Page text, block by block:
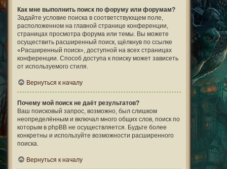
Как мне выполнить поиск по форуму или форумам?
Задайте условие поиска в соответствующем поле,
расположенном на главной странице конференции,
страницах просмотра форума или темы. Вы можете
осуществить расширенный поиск, щёлкнув по ссылке
«Расширенный поиск», доступной на всех страницах
конференции. Способ доступа к поиску может зависеть
от используемого стиля.
Вернуться к началу
Почему мой поиск не даёт результатов?
Ваш поисковый запрос, возможно, был слишком
неопределённым и включал много общих слов, поиск по
которым в phpBB не осуществляется. Будьте более
конкретны и используйте возможности расширенного
поиска.
Вернуться к началу